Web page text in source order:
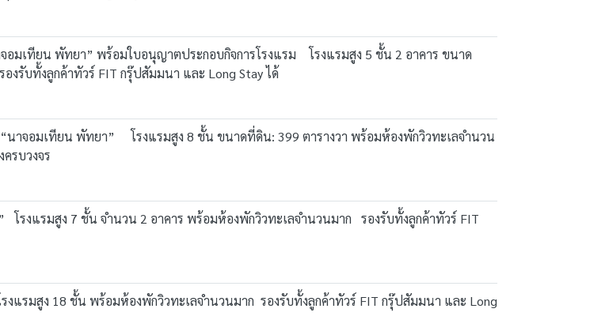
อมเทียน พัทยา” พร้อมใบอนุญาตประกอบกิจการโรงแรม โรงแรมสูง 5 ชั้น 2 อาคาร ขนาด
รับทั้งลูกค้าทัวร์ FIT กรุ๊ปสัมมนา และ Long Stay ได้
นาจอมเทียน พัทยา” โรงแรมสูง 8 ชั้น ขนาดที่ดิน: 399 ตารางวา พร้อมห้องพักวิวทะเลจำนวน
รบวงจร
รงแรมสูง 7 ชั้น จำนวน 2 อาคาร พร้อมห้องพักวิวทะเลจำนวนมาก รองรับทั้งลูกค้าทัวร์ FIT
แรมสูง 18 ชั้น พร้อมห้องพักวิวทะเลจำนวนมาก รองรับทั้งลูกค้าทัวร์ FIT กรุ๊ปสัมมนา และ Long